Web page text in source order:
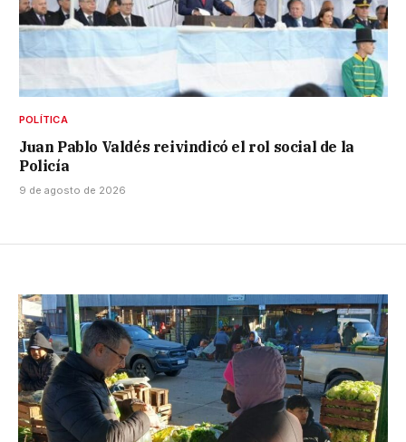
POLÍTICA
Juan Pablo Valdés reivindicó el rol social de la
Policía
9 de agosto de 2026